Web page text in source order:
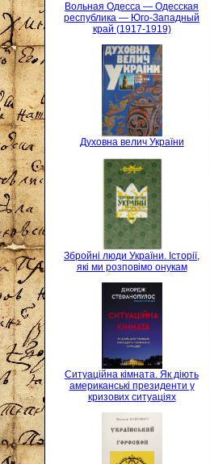
Вольная Одесса — Одесская
республика — Юго-Западный
край (1917-1919)
Духовна велич України
Збройні люди України. Історії,
які ми розповімо онукам
Ситуаційна кімната. Як діють
американські президенти у
кризових ситуаціях